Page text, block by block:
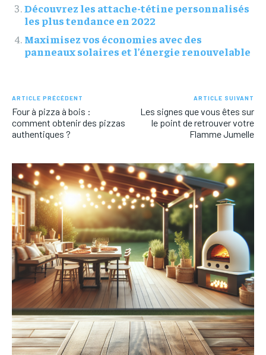
Découvrez les attache-tétine personnalisés
les plus tendance en 2022
Maximisez vos économies avec des
panneaux solaires et l’énergie renouvelable
ARTICLE PRÉCÉDENT
Four à pizza à bois :
comment obtenir des pizzas
authentiques ?
ARTICLE SUIVANT
Les signes que vous êtes sur
le point de retrouver votre
Flamme Jumelle